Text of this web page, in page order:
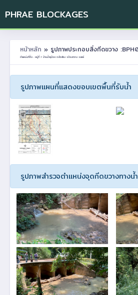
PHRAE BLOCKAGES
หน้าหลัก » รูปภาพประกอบสิ่งกีดขวาง
ตำแหน่งที่ตั้ง : หมู่ที่ 7 บ้านน้ำพุน้อย ต.ห้วยโรง อ.ร้องกวาง จ.แพร่
รูปภาพแผนที่แสดงขอบเขตพื้นที่รับน้ำ
รูปภาพสำรวจตำแหน่งจุดกีดขวางทางน้ำ